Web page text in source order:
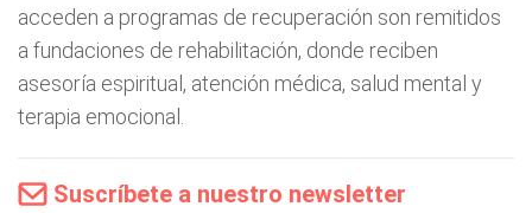
acceden a programas de recuperación son remitidos
a fundaciones de rehabilitación, donde reciben
asesoría espiritual, atención médica, salud mental y
terapia emocional.
Suscríbete a nuestro newsletter